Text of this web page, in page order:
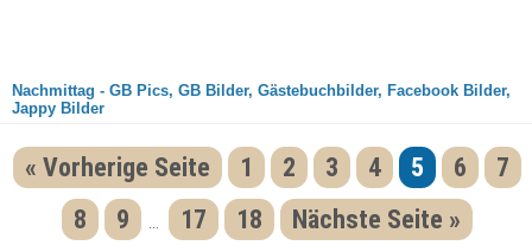
Nachmittag - GB Pics, GB Bilder, Gästebuchbilder, Facebook Bilder,
Jappy Bilder
« Vorherige Seite 1 2 3 4 5 6
7
8
9 17 18 Nächste Seite »